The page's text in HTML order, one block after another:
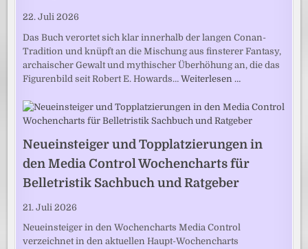
22. Juli 2026
Das Buch verortet sich klar innerhalb der langen Conan-
Tradition und knüpft an die Mischung aus finsterer Fantasy,
archaischer Gewalt und mythischer Überhöhung an, die das
Figurenbild seit Robert E. Howards…Weiterlesen …
Neueinsteiger und Topplatzierungen in
den Media Control Wochencharts für
Belletristik Sachbuch und Ratgeber
21. Juli 2026
Neueinsteiger in den Wochencharts Media Control
verzeichnet in den aktuellen Haupt-Wochencharts